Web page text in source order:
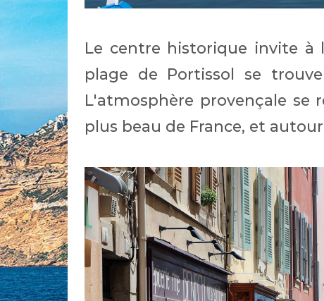
Le centre historique invite à
plage de Portissol se
L'atmosphère provençale se
plus beau de France, et